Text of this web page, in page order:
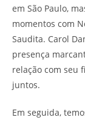
em São Paulo,
momentos com
Saudita. Carol
presença
relação com seu
juntos.
Em seguida,